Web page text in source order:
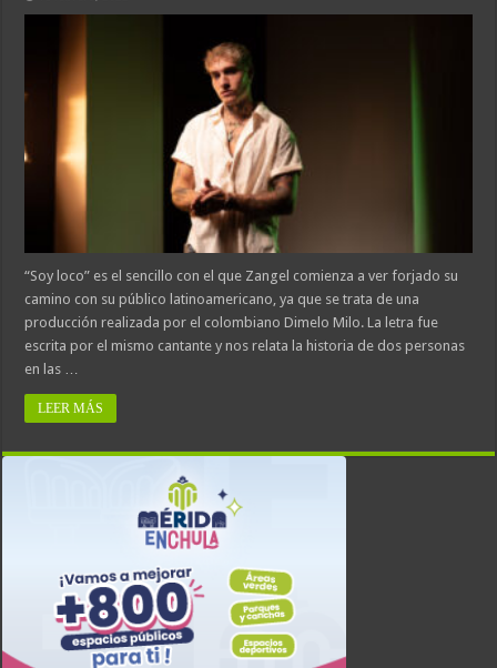
“Soy loco” es el sencillo con el que Zangel comienza a ver forjado su
camino con su público latinoamericano, ya que se trata de una
producción realizada por el colombiano Dimelo Milo. La letra fue
escrita por el mismo cantante y nos relata la historia de dos personas
en las …
LEER MÁS